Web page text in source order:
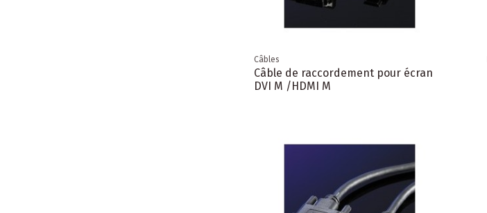
Câbles
Câble de raccordement pour écran
DVI M /HDMI M